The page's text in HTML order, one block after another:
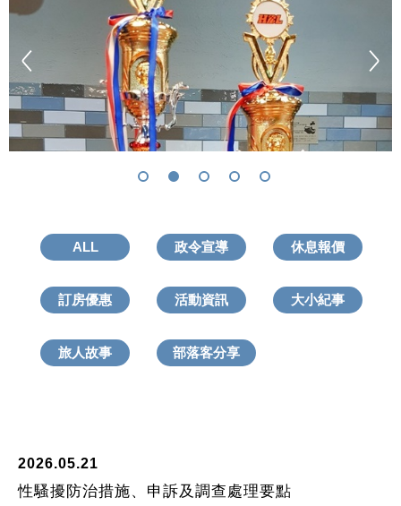
ALL 政令宣導 休息報價
訂房優惠 活動資訊 大小紀事
旅人故事 部落客分享
2026.05.21
性騷擾防治措施、申訴及調查處理要點